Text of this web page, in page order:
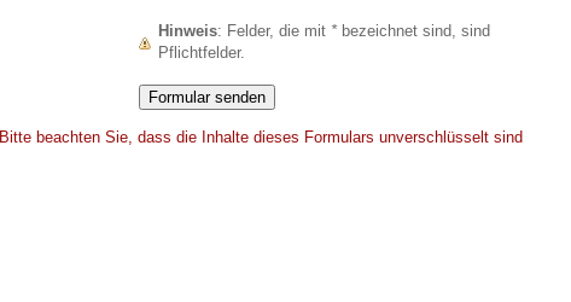
Hinweis : Felder, die mit *bezeichnet sind, sind
Pflichtfelder.
Bitte beachten Sie, dass die Inhalte dieses Formulars unverschlüsselt sind